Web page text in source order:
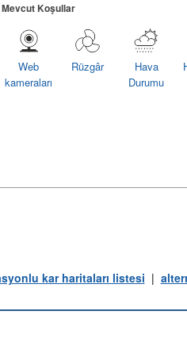
Mevcut Koşullar
Hava
Durumu
Rüzgâr
Web
kameraları
kar haritaları listesi |